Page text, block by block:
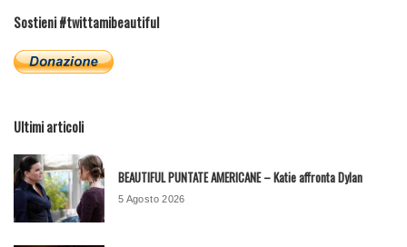
Sostieni #twittamibeautiful
Ultimi articoli
BEAUTIFUL PUNTATE AMERICANE – Katie affronta Dylan
5 Agosto 2026